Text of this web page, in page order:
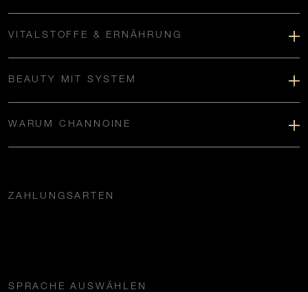
VITALSTOFFE & ERNÄHRUNG
BEAUTY MIT SYSTEM
WARUM CHANNOINE
ZAHLUNGSARTEN
SPRACHE AUSWÄHLEN